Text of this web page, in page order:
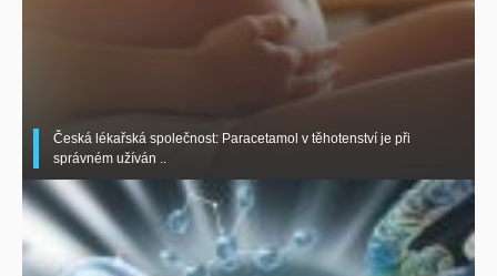
Česká lékařská společnost: Paracetamol v těhotenství je při
správném užíván ..